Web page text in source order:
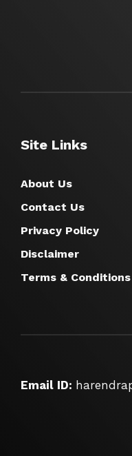
Site Links
About Us
Contact Us
Privacy Policy
Disclaimer
Terms & Conditions
Email ID: